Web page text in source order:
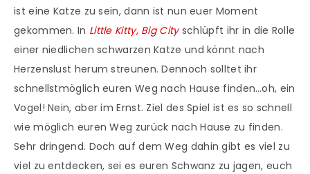
ist eine Katze zu sein, dann ist nun euer Moment
gekommen. In Little Kitty, Big Cityschlüpft ihr in die Rolle
einer niedlichen schwarzen Katze und könnt nach
Herzenslust herum streunen. Dennoch solltet ihr
schnellstmöglich euren Weg nach Hause finden…oh, ein
Vogel! Nein, aber im Ernst. Ziel des Spiel ist es so schnell
wie möglich euren Weg zurück nach Hause zu finden.
Sehr dringend. Doch auf dem Weg dahin gibt es viel zu
viel zu entdecken, sei es euren Schwanz zu jagen, euch